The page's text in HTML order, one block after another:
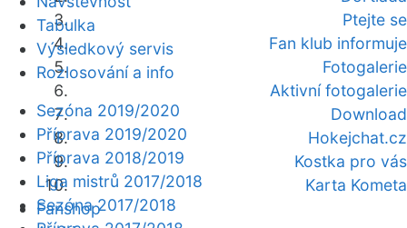
Ptejte se
Fan klub informuje
Fotogalerie
Aktivní fotogalerie
Download
Hokejchat.cz
Kostka pro vás
Karta Kometa
Fanshop
Tabulka
Výsledkový servis
Rozlosování a info
Sezóna 2019/2020
Příprava 2019/2020
Příprava 2018/2019
Liga mistrů 2017/2018
Sezóna 2017/2018